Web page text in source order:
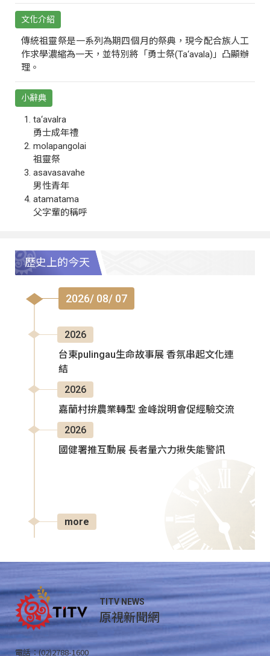
文化介紹
傳統祖靈祭是一系列為期四個月的祭典，現今配合族人工
作求學濃縮為一天，並特別將「勇士祭(Ta‘avala)」凸顯辦
理。
小辭典
ta‘avalra
勇士成年禮
molapangolai
祖靈祭
asavasavahe
男性青年
atamatama
父字輩的稱呼
歷史上的今天
2026/ 08/ 07
2026
台東pulingau生命故事展 香氛串起文化連
結
2026
嘉蘭村拚農業轉型 金峰說明會促經驗交流
2026
國健署推互動展 長者量六力揪失能警訊
more
TITV NEWS
原視新聞網
電話：(02)2788-1600